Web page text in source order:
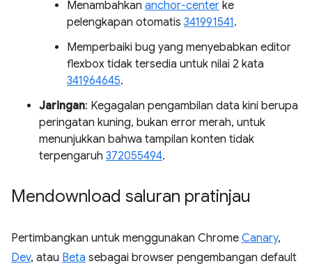
Menambahkan anchor-center ke
pelengkapan otomatis 341991541.
Memperbaiki bug yang menyebabkan editor
flexbox tidak tersedia untuk nilai 2 kata
341964645.
Jaringan: Kegagalan pengambilan data kini berupa
peringatan kuning, bukan error merah, untuk
menunjukkan bahwa tampilan konten tidak
terpengaruh 372055494.
Mendownload saluran pratinjau
Pertimbangkan untuk menggunakan Chrome Canary,
Dev, atau Beta sebagai browser pengembangan default